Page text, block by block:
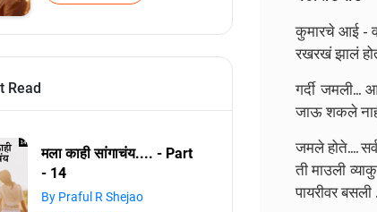
Read
मला काही सांगाचंय.... - Part
- 14
By Praful R Shejao
कुमारचे आई -
रखरखं झालं
गर्दी जमली...
जाऊ शकले
जमले होते....
ती माउली
पायरीवर बसली .